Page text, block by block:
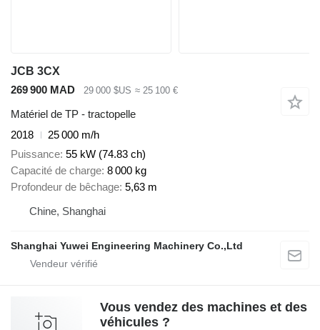
JCB 3CX
269 900 MAD
29 000 $US ≈ 25 100 €
Matériel de TP - tractopelle
2018
25 000 m/h
Puissance 55 kW (74.83 ch)
Capacité de charge 8 000 kg
Profondeur de bêchage 5,63 m
Chine, Shanghai
Shanghai Yuwei Engineering Machinery Co.,Ltd
Vous vendez des machines et des
véhicules ?